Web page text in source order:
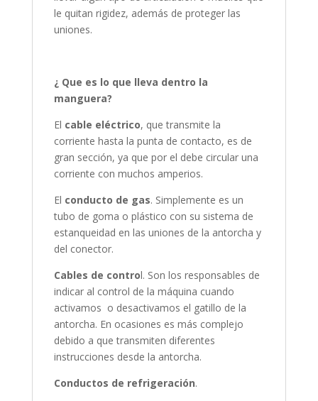
le quitan rigidez, además de proteger las
uniones.
¿ Que es lo que lleva dentro la
manguera?
El cable eléctrico, que transmite la
corriente hasta la punta de contacto, es de
gran sección, ya que por el debe circular una
corriente con muchos amperios.
El conducto de gas. Simplemente es un
tubo de goma o plástico con su sistema de
estanqueidad en las uniones de la antorcha y
del conector.
Cables de control. Son los responsables de
indicar al control de la máquina cuando
activamos o desactivamos el gatillo de la
antorcha. En ocasiones es más complejo
debido a que transmiten diferentes
instrucciones desde la antorcha.
Conductos de refrigeración.